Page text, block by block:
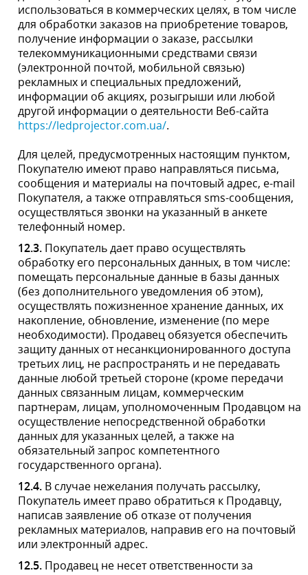
уполномоченным Продавцом на осуществление
непосредственной обработки данных для указанных
целей, а также на обязательный запрос компетентного
государственного органа).
12.4.В случае нежелания получать рассылку,
Покупатель имеет право обратиться к Продавцу,
написав заявление об отказе от получения рекламных
материалов, направив его на почтовый или
12.5.Продавец не несет ответственности за
содержание и достоверность информации,
предоставляемой Покупателем при оформлении
заказа. Покупатель несет ответственность за
достоверность указанной при оформлении заказа
информации.
Відправлення в день
замовлення
Бонуси постійним клієнтам
Гарантійне обслуговування
Повернення і обмін
протягом 14 днів
Якісна продукція